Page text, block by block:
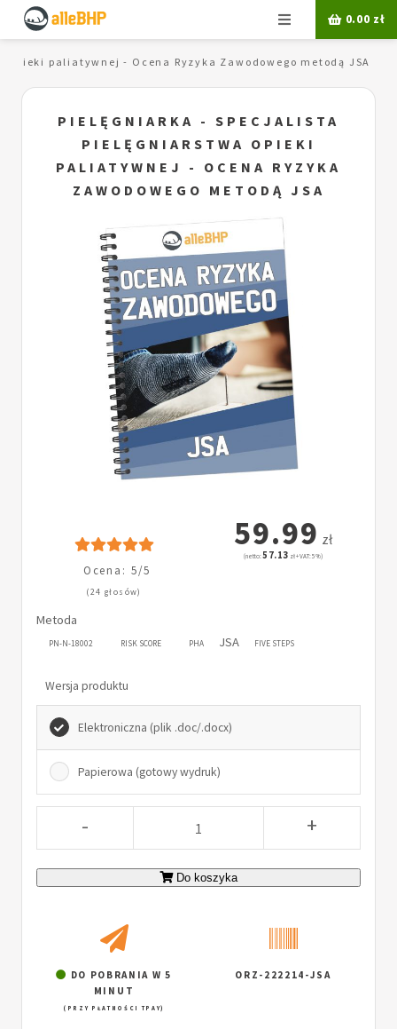
Menu 0.00 zł
paliatywnej - Ocena Ryzyka Zawodowego metodą JSA
PIELĘGNIARKA - SPECJALISTA
PIELĘGNIARSTWA OPIEKI
PALIATYWNEJ - OCENA RYZYKA
ZAWODOWEGO METODĄ JSA
Ocena: 5/5
(24 głosów)
59.99 zł
(netto:57.13 zł + VAT: 5%)
Metoda
PN-N-18002 RISK SCORE PHA JSA FIVE STEPS
Wersja produktu
Elektroniczna (plik .doc/.docx)
Papierowa (gotowy wydruk)
- +
Do koszyka
DO POBRANIA W 5
MINUT
(PRZY PŁATNOŚCI TPAY)
ORZ-222214-JSA